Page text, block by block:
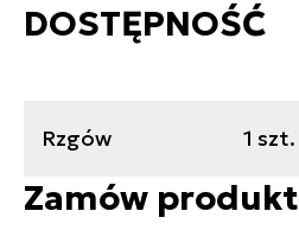
DOSTĘPNOŚĆ
Rzgów 1 szt.
Zamów produkt